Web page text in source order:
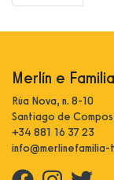
Merlín e Familia
Rúa Nova, n. 8-10
Santiago de
+34 881 16 37 23
info@merlinefamilia-